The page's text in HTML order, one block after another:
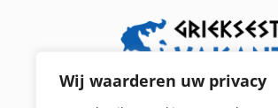
Wij waarderen uw privacy